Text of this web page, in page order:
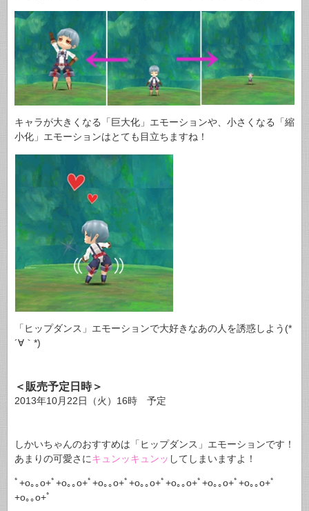
キャラが大きくなる「巨大化」エモーションや、小さくなる「縮
小化」エモーションはとても目立ちますね！
「ヒップダンス」エモーションで大好きなあの人を誘惑しよう(*
´∀｀*)
＜販売予定日時＞
2013年10月22日（火）16時 予定
しかいちゃんのおすすめは「ヒップダンス」エモーションです！
あまりの可愛さにキュンッキュンッ してしまいますよ！
ﾟ+o｡｡o+ﾟ+o｡｡o+ﾟ+o｡｡o+ﾟ+o｡｡o+ﾟ+o｡｡o+ﾟ+o｡｡o+ﾟ+o｡｡o+ﾟ
+o｡｡o+ﾟ